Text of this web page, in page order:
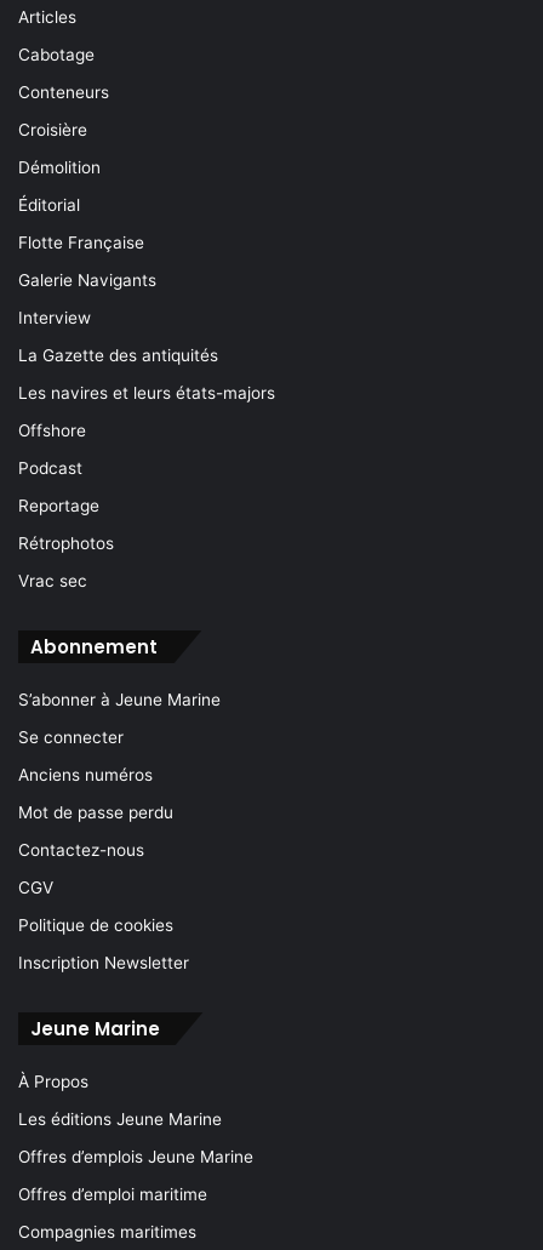
Articles
Cabotage
Conteneurs
Croisière
Démolition
Éditorial
Flotte Française
Galerie Navigants
Interview
La Gazette des antiquités
Les navires et leurs états-majors
Offshore
Podcast
Reportage
Rétrophotos
Vrac sec
Abonnement
S’abonner à Jeune Marine
Se connecter
Anciens numéros
Mot de passe perdu
Contactez-nous
CGV
Politique de cookies
Inscription Newsletter
Jeune Marine
À Propos
Les éditions Jeune Marine
Offres d’emplois Jeune Marine
Offres d’emploi maritime
Compagnies maritimes